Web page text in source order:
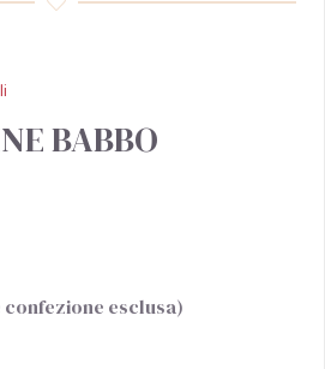
BABBO
confezione esclusa)